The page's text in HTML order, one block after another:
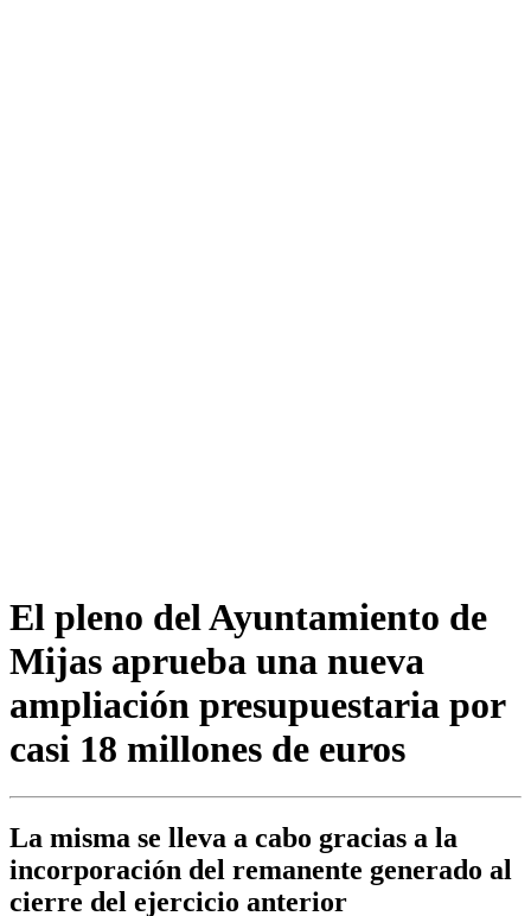
El pleno del Ayuntamiento de
Mijas aprueba una nueva
ampliación presupuestaria por
casi 18 millones de euros
La misma se lleva a cabo gracias a la
incorporación del remanente generado al
cierre del ejercicio anterior